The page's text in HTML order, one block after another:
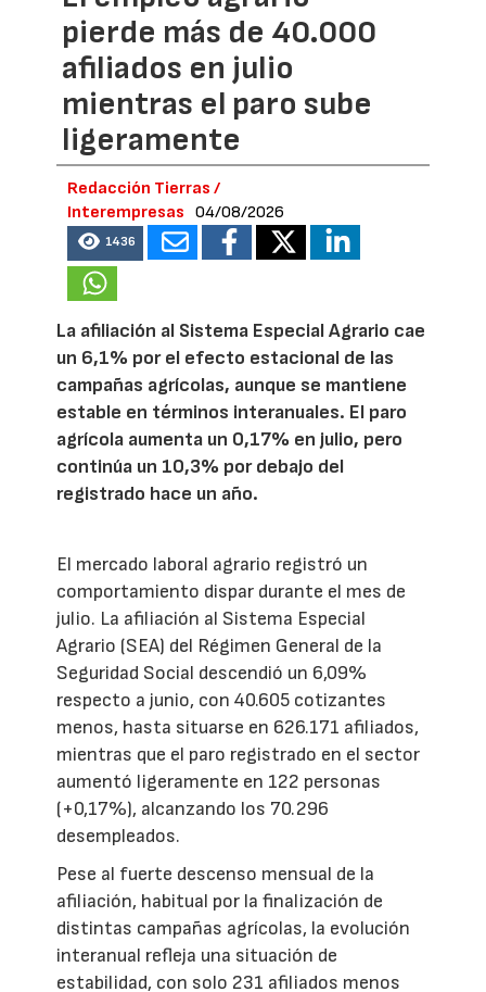
pierde más de 40.000
afiliados en julio
mientras el paro sube
ligeramente
Redacción Tierras /
Interempresas
04/08/2026
1436
La afiliación al Sistema Especial Agrario cae
un 6,1% por el efecto estacional de las
campañas agrícolas, aunque se mantiene
estable en términos interanuales. El paro
agrícola aumenta un 0,17% en julio, pero
continúa un 10,3% por debajo del
registrado hace un año.
El mercado laboral agrario registró un
comportamiento dispar durante el mes de
julio. La afiliación al Sistema Especial
Agrario (SEA) del Régimen General de la
Seguridad Social descendió un 6,09%
respecto a junio, con 40.605 cotizantes
menos, hasta situarse en 626.171 afiliados,
mientras que el paro registrado en el sector
aumentó ligeramente en 122 personas
(+0,17%), alcanzando los 70.296
desempleados.
Pese al fuerte descenso mensual de la
afiliación, habitual por la finalización de
distintas campañas agrícolas, la evolución
interanual refleja una situación de
estabilidad, con solo 231 afiliados menos